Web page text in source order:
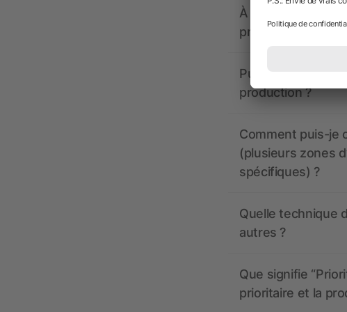
À quoi doivent
propose-t-il un
Puis-je voir à
production ?
Comment puis-je
(plusieurs zones
spécifiques) ?
Quelle technique
autres ?
Que signifie
prioritaire et la